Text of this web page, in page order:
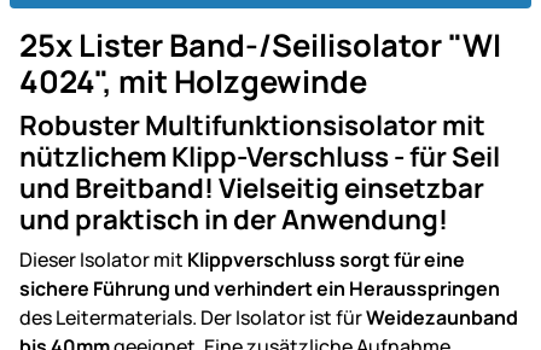
25x Lister Band-/Seilisolator "WI
4024", mit Holzgewinde
Robuster Multifunktionsisolator mit
nützlichem Klipp-Verschluss - für Seil
und Breitband! Vielseitig einsetzbar
und praktisch in der Anwendung!
Dieser Isolator mit Klippverschluss sorgt für eine
sichere Führung und verhindert ein Herausspringen
des Leitermaterials. Der Isolator ist fürWeidezaunband